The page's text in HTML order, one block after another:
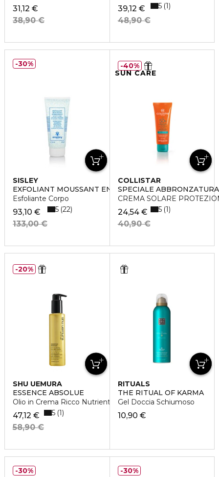
31,12 €
38,90 €
39,12 €
48,90 €
5 1
SISLEY
EXFOLIANT MOUSSANT ENERGISANT
Esfoliante Corpo
93,10 €
133,00 €
5 22
30%
SUN CARE
COLLISTAR
SPECIALE
CREMA SOLARE
24,54 €
40,90 €
5 1
40%
SHU UEMURA
ESSENCE ABSOLUE
Olio in Crema Ricco Nutriente per Capelli
47,12 €
58,90 €
5 1
20%
RITUALS
THE RITUAL OF KARMA
Gel Doccia Schiumoso
10,90 €
30% 30%